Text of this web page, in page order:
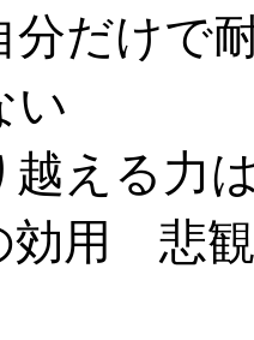
分だけで
い
越える力
用 悲観